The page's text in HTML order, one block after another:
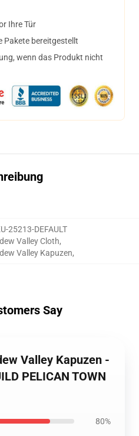
Ihre Tür
Pakete bereitgestellt
wenn das Produkt nicht
25213-DEFAULT
Valley Cloth,
Valley Kapuzen,
Say
Valley Kapuzen -
PELICAN TOWN
80%